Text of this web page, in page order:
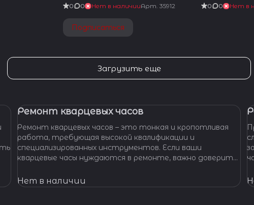
0 0 Нет в наличииАрт.35912
Подписаться
0 0 Нет в
Загрузить еще
Ремонт кварцевых часов
Ремонт кварцевых часов – это тонкая и кропотливая
работа, требующая высокой квалификации и
специализированных инструментов. Если ваши
кварцевые часы нуждаются в ремонте, важно доверить
диагностировать проблему и предложить
эффективное решение.
Нет в наличии